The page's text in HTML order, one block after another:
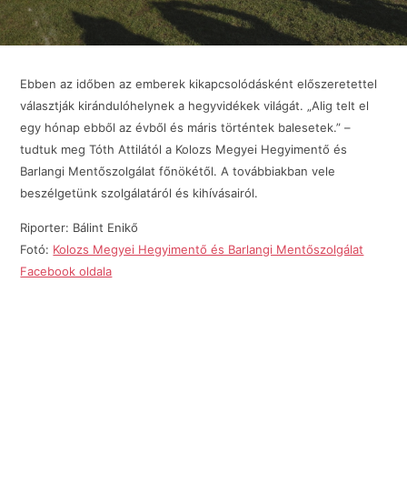
Ebben az időben az emberek kikapcsolódásként előszeretettel
választják kirándulóhelynek a hegyvidékek világát. „Alig telt el
egy hónap ebből az évből és máris történtek balesetek.” –
tudtuk meg Tóth Attilától a Kolozs Megyei Hegyimentő és
Barlangi Mentőszolgálat főnökétől. A továbbiakban vele
beszélgetünk szolgálatáról és kihívásairól.
Riporter: Bálint Enikő
Fotó: Kolozs Megyei Hegyimentő és Barlangi Mentőszolgálat
Facebook oldala